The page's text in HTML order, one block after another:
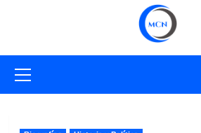
primario